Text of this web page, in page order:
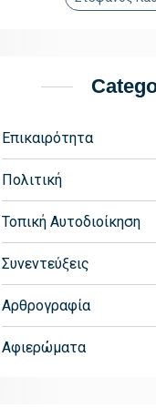
Επικαιρότητα
Πολιτική
Τοπική Αυτοδιοίκηση
Συνεντεύξεις
Αρθρογραφία
Αφιερώματα